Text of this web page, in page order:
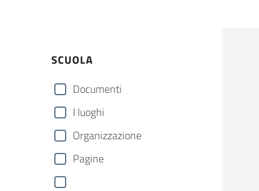
SCUOLA
Documenti
I luoghi
Organizzazione
Pagine